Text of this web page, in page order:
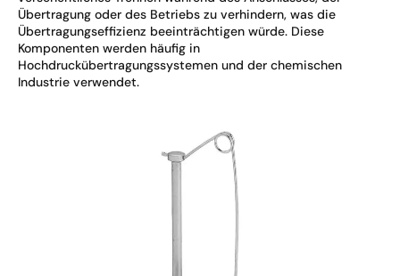
Übertragung oder des Betriebs zu verhindern, was die
Übertragungseffizienz beeinträchtigen würde. Diese
Komponenten werden häufig in
Hochdruckübertragungssystemen und der chemischen
Industrie verwendet.